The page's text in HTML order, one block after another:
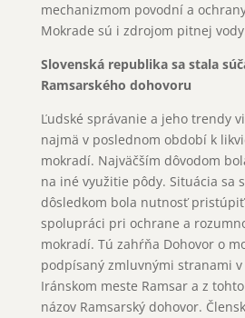
mechanizmom povodní a
Mokrade sú i zdrojom pitnej
Slovenská republika sa stala
Ramsarského dohovoru
Ľudské správanie a jeho trendy
najmä v poslednom období k
mokradí. Najväčším dôvodom
na iné využitie pôdy. Situácia sa
dôsledkom bola nutnosť
spolupráci pri ochrane a
mokradí. Tú zahŕňa Dohovor o
podpísaný zmluvnými stranami v
Iránskom meste Ramsar a z
názov Ramsarský dohovor.